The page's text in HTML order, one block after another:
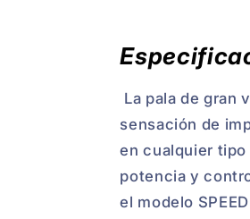
La pala de gran
sensación de
en cualquier
potencia y
el modelo